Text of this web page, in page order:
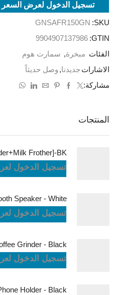
تسجيل الدخول لعرض السعر
SKU:
GNSAFR150GN
GTIN:
9904907137986
الفئات مبخرة, سمارت هوم
الاشارات جديدنا, وصل حديثاً
مشاركة:
المنتجات
تسجيل الدخول
تسجيل الدخول
Grinder - Black
تسجيل الدخول